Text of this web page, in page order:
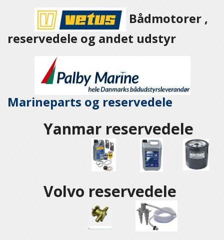
Bådmotorer ,
reservedele og andet udstyr
Marineparts og reservedele
Yanmar reservedele
Volvo reservedele